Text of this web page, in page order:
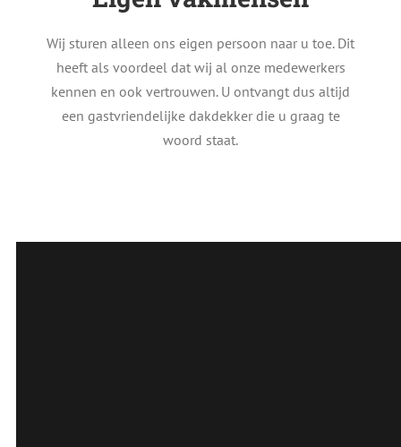
Wij sturen alleen ons eigen persoon naar u toe. Dit
heeft als voordeel dat wij al onze medewerkers
kennen en ook vertrouwen. U ontvangt dus altijd
een gastvriendelijke dakdekker die u graag te
woord staat.